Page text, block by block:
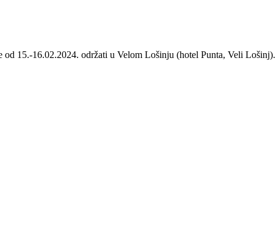
15.-16.02.2024. održati u Velom Lošinju (hotel Punta, Veli Lošinj).